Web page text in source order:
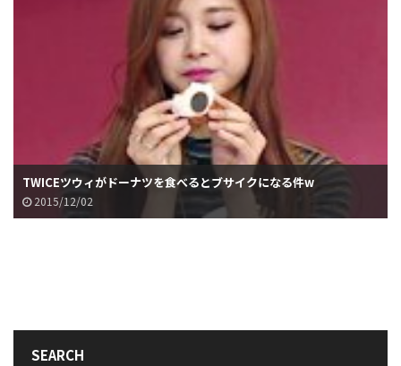
TWICEツウィがドーナツを食べるとブサイクになる件w
2015/12/02
SEARCH